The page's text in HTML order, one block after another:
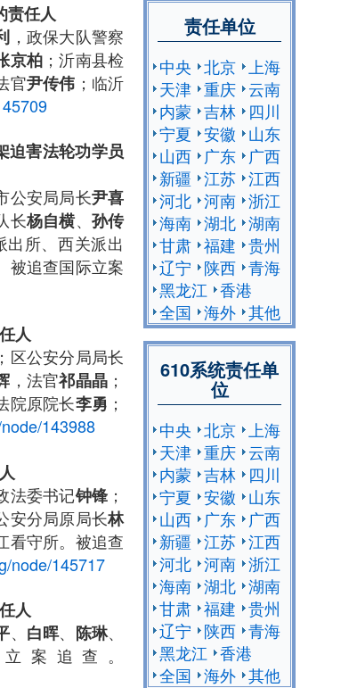
责任人
，政保大队警察
京柏 ；沂南县检
官尹传伟 ；临沂
迫害法轮功学员
公安局局长尹喜
长杨自横、 孙传
所、西关派出
被追查国际立案
人
；区公安分局局长
，法官祁晶晶 ；
院原院长李勇 ；
143988
法委书记钟锋 ；
安分局原局长林
看守所。被追查
node/145717
人
、 白晖、 陈琳、
案追查。
责任单位
中央 北京
上海
天津 重庆 云南
内蒙 吉林
四川
宁夏 安徽
山东
山西
广东
广西
新疆 江苏 江西
河北 河南 浙江
海南 湖北 湖南
甘肃 福建 贵州
辽宁
陕西 青海
黑龙江 香港
全国 海外 其他
610系统责任单
位
中央 北京
上海
天津 重庆 云南
内蒙 吉林
四川
宁夏 安徽
山东
山西
广东
广西
新疆 江苏 江西
河北 河南 浙江
海南 湖北 湖南
甘肃 福建 贵州
辽宁
陕西 青海
黑龙江 香港
全国 海外 其他